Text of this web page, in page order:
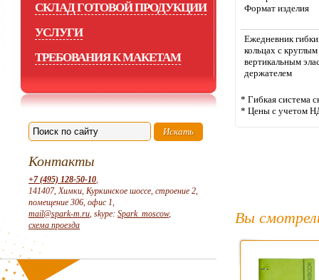
СКЛАД ГОТОВОЙ ПРОДУКЦИИ
УСЛУГИ
ТРЕБОВАНИЯ К МАКЕТАМ
Контакты
+7 (495) 128-50-10,
141407, Химки, Куркинское шоссе, строение 2,
помещение 306, офис 1,
mail@spark-m.ru, skype: Spark_moscow,
схема проезда
Формат
Ежедневник
кольцах с круглым
вертикальным
держателем
* Гибкая система
* Цены с учетом
Вы